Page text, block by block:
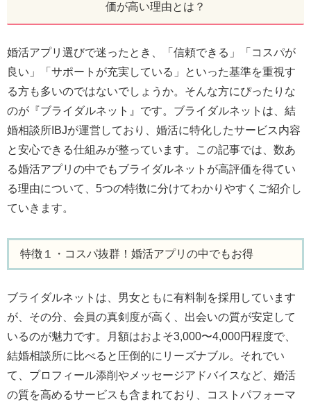
価が高い理由とは？
婚活アプリ選びで迷ったとき、「信頼できる」「コスパが
良い」「サポートが充実している」といった基準を重視す
る方も多いのではないでしょうか。そんな方にぴったりな
のが『ブライダルネット』です。ブライダルネットは、結
婚相談所IBJが運営しており、婚活に特化したサービス内容
と安心できる仕組みが整っています。この記事では、数あ
る婚活アプリの中でもブライダルネットが高評価を得てい
る理由について、5つの特徴に分けてわかりやすくご紹介し
ていきます。
特徴１・コスパ抜群！婚活アプリの中でもお得
ブライダルネットは、男女ともに有料制を採用しています
が、その分、会員の真剣度が高く、出会いの質が安定して
いるのが魅力です。月額はおよそ3,000〜4,000円程度で、
結婚相談所に比べると圧倒的にリーズナブル。それでい
て、プロフィール添削やメッセージアドバイスなど、婚活
の質を高めるサービスも含まれており、コストパフォーマ